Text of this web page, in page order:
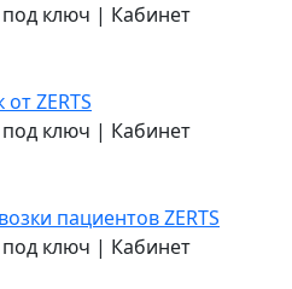
ZERTS
пациентов ZERTS